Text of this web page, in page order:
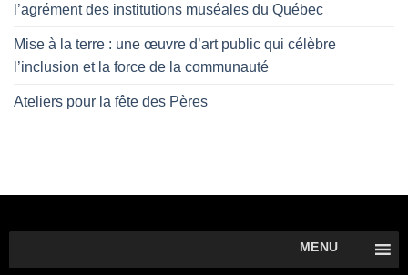
l’agrément des institutions muséales du Québec
Mise à la terre : une œuvre d’art public qui célèbre
l’inclusion et la force de la communauté
Ateliers pour la fête des Pères
MENU